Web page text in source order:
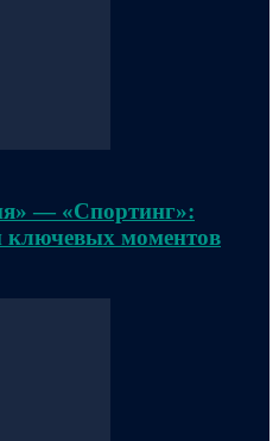
— «Спортинг»:
ключевых моментов